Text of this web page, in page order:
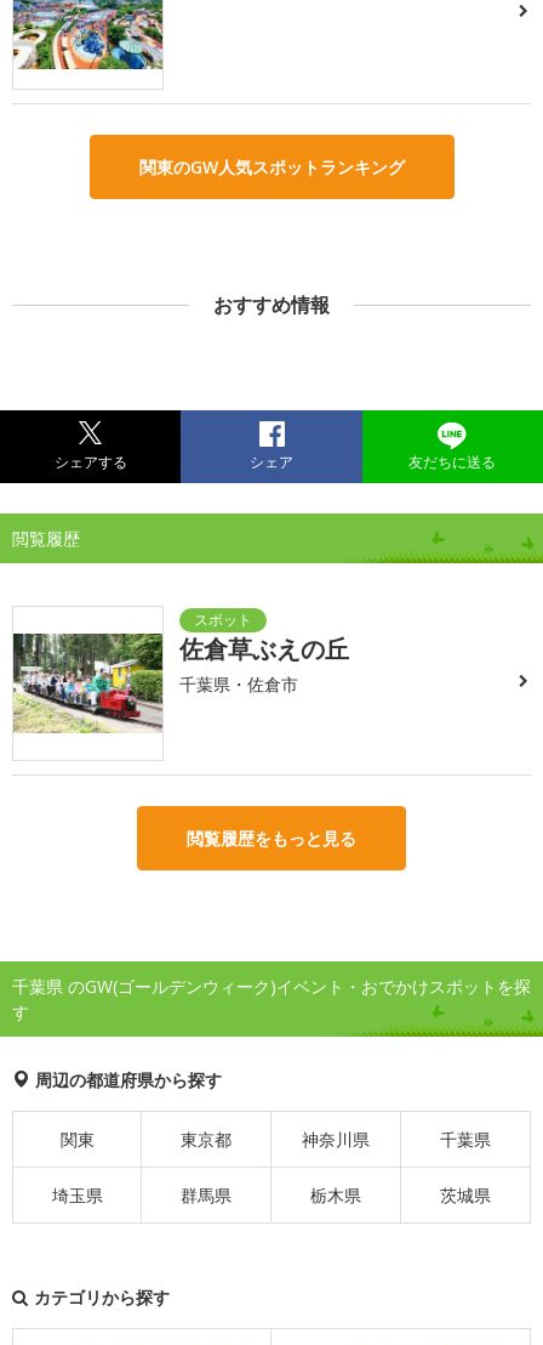
関東のGW人気スポットランキング
おすすめ情報
シェアする シェア 友だちに送る
閲覧履歴
佐倉草ぶえの丘
千葉県・佐倉市
閲覧履歴をもっと見る
千葉県 のGW(ゴールデンウィーク)イベント・おでかけスポットを探
す
周辺の都道府県から探す
関東 東京都 神奈川県 千葉県
埼玉県 群馬県 栃木県 茨城県
カテゴリから探す